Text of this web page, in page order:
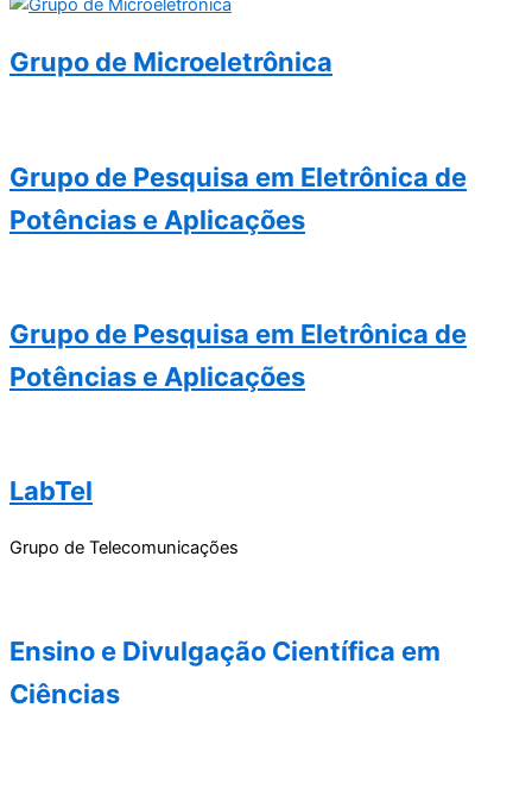
Grupo de Microeletrônica
Grupo de Pesquisa em Eletrônica de
Potências e Aplicações
Grupo de Pesquisa em Eletrônica de
Potências e Aplicações
LabTel
Grupo de Telecomunicações
Ensino e Divulgação Científica em
Ciências